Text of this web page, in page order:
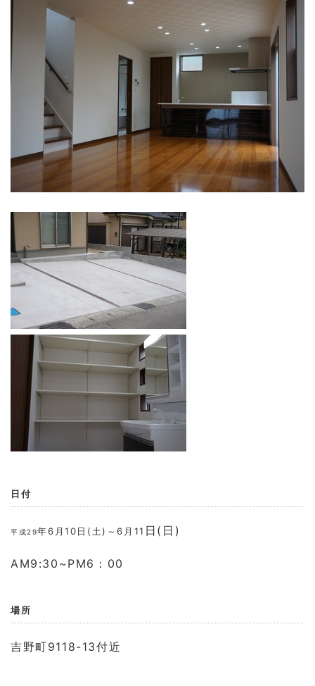
日付
平成29年6月10日(土)～6月11 日(日)
AM9:30~PM6：00
場所
吉野町9118-13付近